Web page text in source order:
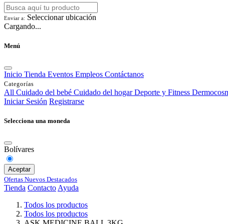
Enviar a: Seleccionar ubicación
Cargando...
Menú
Inicio Tienda Eventos Empleos Contáctanos
Categorías
All Cuidado del bebé Cuidado del hogar Deporte y Fitness
Iniciar Sesión Registrarse
Selecciona una moneda
Bolívares
Aceptar
Ofertas Nuevos Destacados
Tienda Contacto Ayuda
Todos los productos
Todos los productos